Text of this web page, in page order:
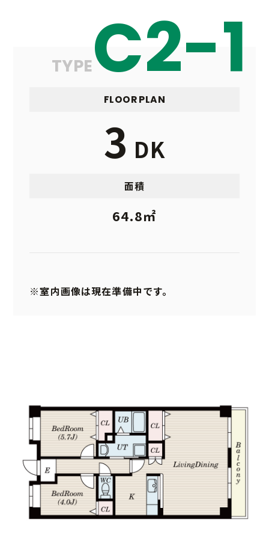
TYPEC2-1
FLOOR PLAN
3 DK
面積
64.8㎡
※室内画像は現在準備中です。